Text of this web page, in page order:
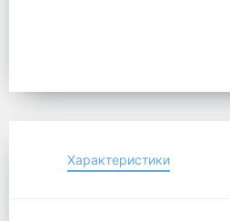
Характеристики